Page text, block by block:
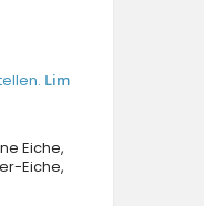
Lim
Eiche,
Eiche,